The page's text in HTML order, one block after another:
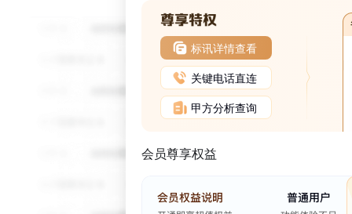
标讯详情查看
关键电话直连
甲方分析查询
会员尊享权益